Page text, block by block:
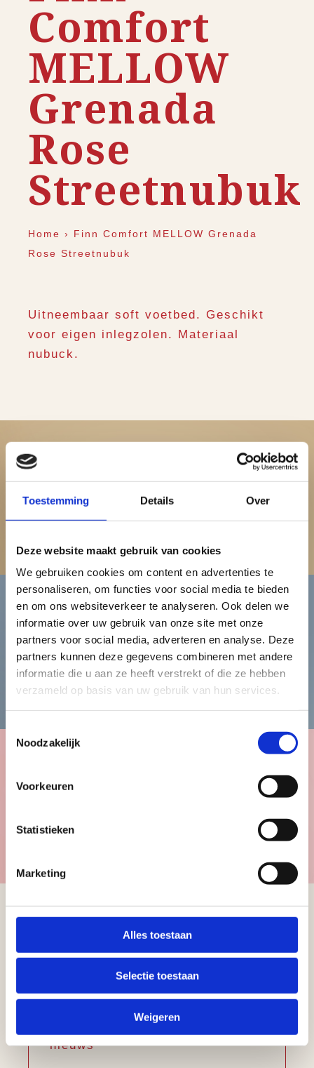
Toestemming Details Over
Deze website maakt gebruik van cookies
We gebruiken cookies om content en advertenties te
personaliseren, om functies voor social media te bieden
en om ons websiteverkeer te analyseren. Ook delen we
informatie over uw gebruik van onze site met onze
partners voor social media, adverteren en analyse. Deze
partners kunnen deze gegevens combineren met andere
informatie die u aan ze heeft verstrekt of die ze hebben
verzameld op basis van uw gebruik van hun services.
Toestemmingsselectie
Noodzakelijk
Voorkeuren
Statistieken
Marketing
Alles toestaan
Selectie toestaan
Weigeren
Comfort
MELLOW
Grenada
Rose
Streetnubuk
Home › Finn Comfort MELLOW Grenada
Rose Streetnubuk
Uitneembaar soft voetbed. Geschikt
voor eigen inlegzolen. Materiaal
nubuck.
Dames
Heren
Bekijk de herencollectie
Kinderen
Schrijf u in voor
onze nieuwsbrief
nieuwe collectie, trends en
nieuws